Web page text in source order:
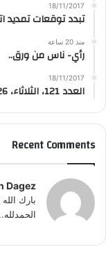
18/11/2017
تبدد توقعات تمديد
منذ 20 ساعة
رأي- ناس من ورق..
18/11/2017
العدد 121، الثلاثاء، 26 يناير 2016
Recent Comments
Dagez
بارك